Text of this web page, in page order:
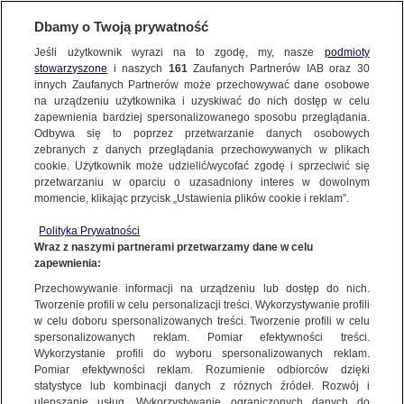
FAKTY | ZOBACZ FAKTY
"Pierwszy raz w historii naszego gatunku możemy zauważyć kosmiczne
ślady życia"
NAJNOWSZE
ZOBACZ FAKTY
FAKTY PO FAKTACH
FAKTY O ŚWIECIE
WIĘCEJ
KANAŁY
Dzień dobry!
Jedno konto do wszystkich usług
Dbamy o Twoją prywatność
Jeśli użytkownik wyrazi na to zgodę, my, nasze podmioty
stowarzyszone i naszych 161Zaufanych Partnerów IAB oraz 30
innych Zaufanych Partnerów może przechowywać dane osobowe
na urządzeniu użytkownika i uzyskiwać do nich dostęp w celu
zapewnienia bardziej spersonalizowanego sposobu przeglądania.
Odbywa się to poprzez przetwarzanie danych osobowych
zebranych z danych przeglądania przechowywanych w plikach
cookie. Użytkownik może udzielić/wycofać zgodę i sprzeciwić się
przetwarzaniu w oparciu o uzasadniony interes w dowolnym
momencie, klikając przycisk „Ustawienia plików cookie i reklam”.
Polityka Prywatności
Wraz z naszymi partnerami przetwarzamy dane w celu
zapewnienia:
Przechowywanie informacji na urządzeniu lub dostęp do nich.
Tworzenie profili w celu personalizacji treści. Wykorzystywanie profili
w celu doboru spersonalizowanych treści. Tworzenie profili w celu
spersonalizowanych reklam. Pomiar efektywności treści.
Wykorzystanie profili do wyboru spersonalizowanych reklam.
Pomiar efektywności reklam. Rozumienie odbiorców dzięki
statystyce lub kombinacji danych z różnych źródeł. Rozwój i